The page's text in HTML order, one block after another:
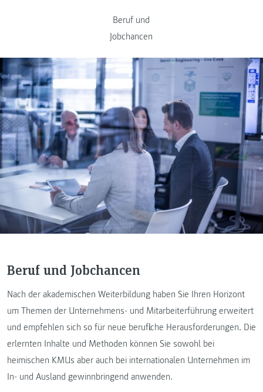
Beruf und
Jobchancen
Beruf und Jobchancen
Nach der akademischen Weiterbildung haben Sie Ihren Horizont
um Themen der Unternehmens- und Mitarbeiterführung erweitert
und empfehlen sich so für neue berufliche Herausforderungen. Die
erlernten Inhalte und Methoden können Sie sowohl bei
heimischen KMUs aber auch bei internationalen Unternehmen im
In- und Ausland gewinnbringend anwenden.